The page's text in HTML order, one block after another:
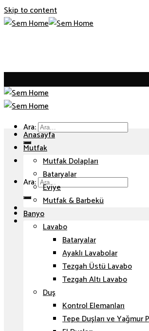
Skip to content
Ara:
Ara:
Anasayfa
Mutfak
Mutfak Dolapları
Bataryalar
Eviye
Mutfak & Barbekü
Banyo
Lavabo
Bataryalar
Ayaklı Lavabolar
Tezgah Üstü Lavabo
Tezgah Altı Lavabo
Duş
Kontrol Elemanları
Tepe Duşları ve Yağmur